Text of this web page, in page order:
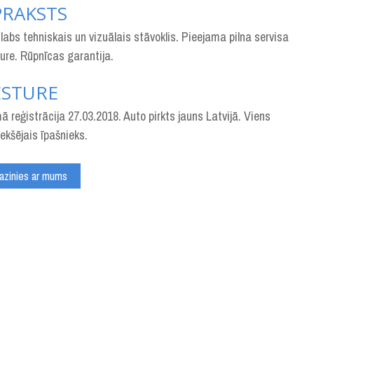
tehniskais un vizuālais stāvoklis. Pieejama pilna servisa
Rūpnīcas garantija.
reģistrācija 27.03.2018. Auto pirkts jauns Latvijā. Viens
īpašnieks.
ar mums